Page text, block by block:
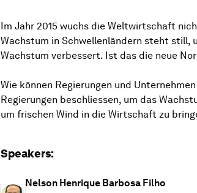
Im Jahr 2015 wuchs die Weltwirtschaft
Wachstum in Schwellenländern steht
Wachstum verbessert. Ist das die neue
Wie können Regierungen und
Regierungen beschliessen, um das
um frischen Wind in die Wirtschaft zu
Speakers:
Nelson Henrique Barbosa Filho